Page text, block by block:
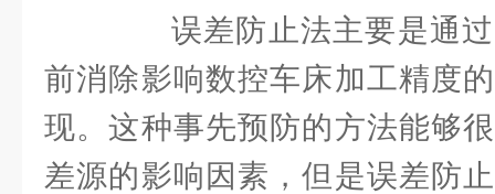
误差防止法主要是通过
前消除影响数控车床加工精度
现。这种事先预防的方法能够
差源的影响因素，但是误差防